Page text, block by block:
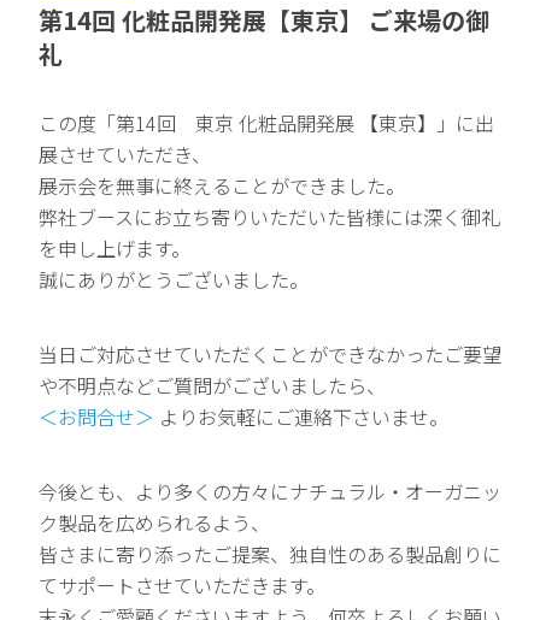
第14回 化粧品開発展【東京】 ご来場の御
礼
この度「第14回 東京 化粧品開発展 【東京】」に出
展させていただき、
展示会を無事に終えることができました。
弊社ブースにお立ち寄りいただいた皆様には深く御礼
を申し上げます。
誠にありがとうございました。
当日ご対応させていただくことができなかったご要望
や不明点などご質問がございましたら、
＜お問合せ＞ よりお気軽にご連絡下さいませ。
今後とも、より多くの方々にナチュラル・オーガニッ
ク製品を広められるよう、
皆さまに寄り添ったご提案、独自性のある製品創りに
てサポートさせていただきます。